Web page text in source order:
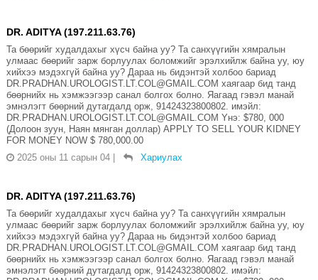
DR. ADITYA (197.211.63.76)
Та бөөрийг худалдахыг хүсч байна уу? Та санхүүгийн хямралын
улмаас бөөрийг зарж борлуулах боломжийг эрэлхийлж байна уу, юу
хийхээ мэдэхгүй байна уу? Дараа нь бидэнтэй холбоо бариад
DR.PRADHAN.UROLOGIST.LT.COL@GMAIL.COM хаягаар бид танд
бөөрнийх нь хэмжээгээр санал болгох болно. Яагаад гэвэл манай
эмнэлэгт бөөрний дутагдалд орж, 91424323800802. имэйл:
DR.PRADHAN.UROLOGIST.LT.COL@GMAIL.COM Yнэ: $780, 000
(Долоон зуун, Наян мянган доллар) APPLY TO SELL YOUR KIDNEY
FOR MONEY NOW $ 780,000.00
2025 оны 11 сарын 04
Хариулах
DR. ADITYA (197.211.63.76)
Та бөөрийг худалдахыг хүсч байна уу? Та санхүүгийн хямралын
улмаас бөөрийг зарж борлуулах боломжийг эрэлхийлж байна уу, юу
хийхээ мэдэхгүй байна уу? Дараа нь бидэнтэй холбоо бариад
DR.PRADHAN.UROLOGIST.LT.COL@GMAIL.COM хаягаар бид танд
бөөрнийх нь хэмжээгээр санал болгох болно. Яагаад гэвэл манай
эмнэлэгт бөөрний дутагдалд орж, 91424323800802. имэйл: